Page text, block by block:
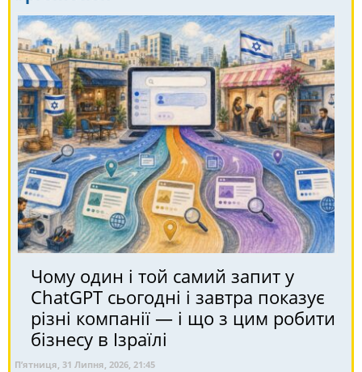
Чому один і той самий запит у
ChatGPT сьогодні і завтра показує
різні компанії — і що з цим робити
бізнесу в Ізраїлі
П’ятниця, 31 Липня, 2026, 21:45